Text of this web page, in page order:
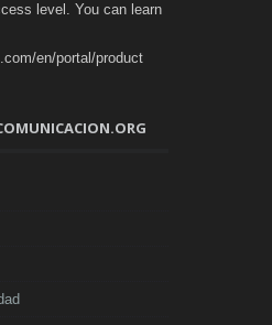
level. You can learn
en/portal/product